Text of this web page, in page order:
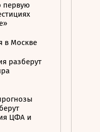
первую
в Москве
разберут
ЦФА и